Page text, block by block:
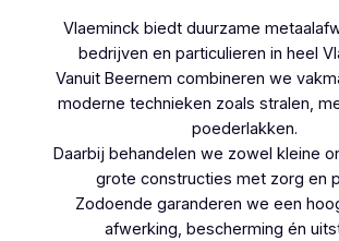
Vlaeminck biedt duurzame
bedrijven en particulieren in heel
Vanuit Beernem combineren we
moderne technieken zoals stralen,
poederlakken.
Daarbij behandelen we zowel kleine
grote constructies met zorg en
Zodoende garanderen we een
afwerking, bescherming én